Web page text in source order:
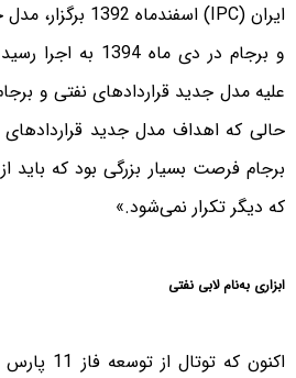
و برجام در دی ماه
علیه مدل جدید قراردادهای نفتی و
حالی که اهداف مدل جدید
برجام فرصت بسیار بزرگی بود که باید
که دیگر تکرار نمی‌شود.»
ابزاری به‌نام لابی نفتی
اکنون که